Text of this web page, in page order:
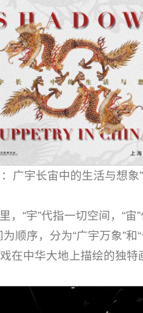
广宇长宙中的生活与想象
，“宇”代指一切空间，“
顺序，分为“广宇万象”和
在中华大地上描绘的独特